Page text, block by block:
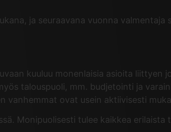
ja seuraavana vuonna
kuuluu monenlaisia asioita liittyen
talouspuoli, mm. budjetointi ja
vanhemmat ovat usein aktiivisesti
Monipuolisesti tulee kaikkea